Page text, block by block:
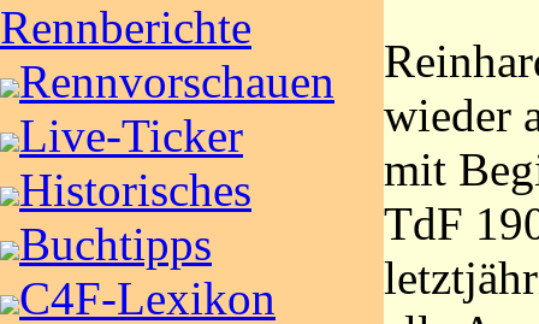
Rennberichte
Rennvorschauen
Live-Ticker
Historisches
Buchtipps
C4F-Lexikon
wieder
mit
TdF